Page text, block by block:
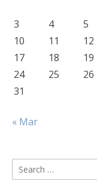
3
4 5
10
11 12
17
18 19
24
25 26
31
« Mar
Search
for: